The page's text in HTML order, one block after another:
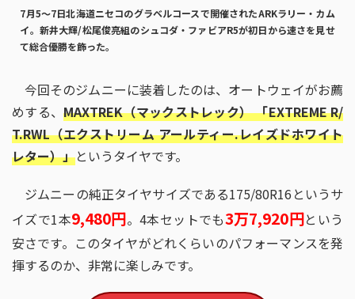
7月5〜7日北海道ニセコのグラベルコースで開催されたARKラリー・カム
イ。新井大輝/松尾俊亮組のシュコダ・ファビアR5が初日から速さを見せ
て総合優勝を飾った。
今回そのジムニーに装着したのは、オートウェイがお薦
めする、MAXTREK（マックストレック） 「EXTREME R/
T.RWL（エクストリーム アールティー.レイズドホワイト
レター）」というタイヤです。
ジムニーの純正タイヤサイズである175/80R16というサ
イズで1本9,480円。4本セットでも3万7,920円という
安さです。このタイヤがどれくらいのパフォーマンスを発
揮するのか、非常に楽しみです。